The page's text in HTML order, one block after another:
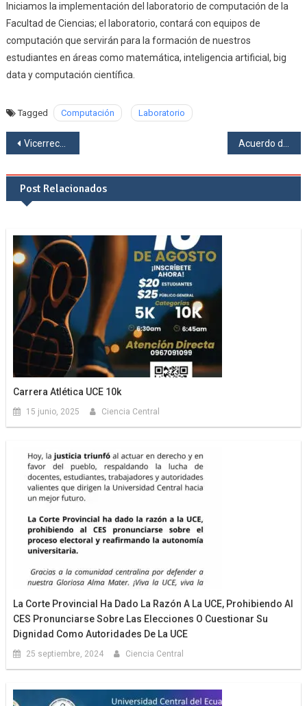
Iniciamos la implementación del laboratorio de computación de la
Facultad de Ciencias; el laboratorio, contará con equipos de
computación que servirán para la formación de nuestros
estudiantes en áreas como matemática, inteligencia artificial, big
data y computación científica.
Tagged Computación Laboratorio
Navegación
de
entradas
Vicerrectora de Investigación de la EPN visita la Facultad de Ciencias y UCETech para impulsar proyectos conjuntos
Post Relacionados
Carrera Atlética UCE 10k
15 junio, 2025 Ciencia Central
La Corte Provincial Ha Dado La Razón A La UCE, Prohibiendo Al
CES Pronunciarse Sobre Las Elecciones O Cuestionar Su
Dignidad Como Autoridades De La UCE
25 septiembre, 2024 Ciencia Central